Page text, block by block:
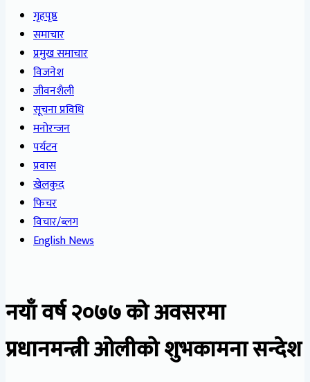
गृहपृष्ठ
समाचार
प्रमुख समाचार
विजनेश
जीवनशैली
सूचना प्रविधि
मनोरन्जन
पर्यटन
प्रवास
खेलकुद
फिचर
विचार/ब्लग
English News
नयाँ वर्ष २०७७ को अवसरमा
प्रधानमन्त्री ओलीको शुभकामना सन्देश